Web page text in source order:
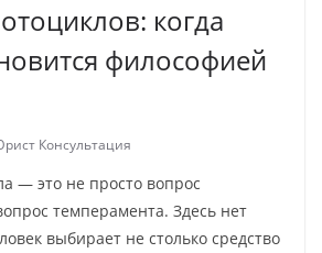
когда
философией
Консультация
— это не просто вопрос
темперамента. Здесь нет
выбирает не столько средство